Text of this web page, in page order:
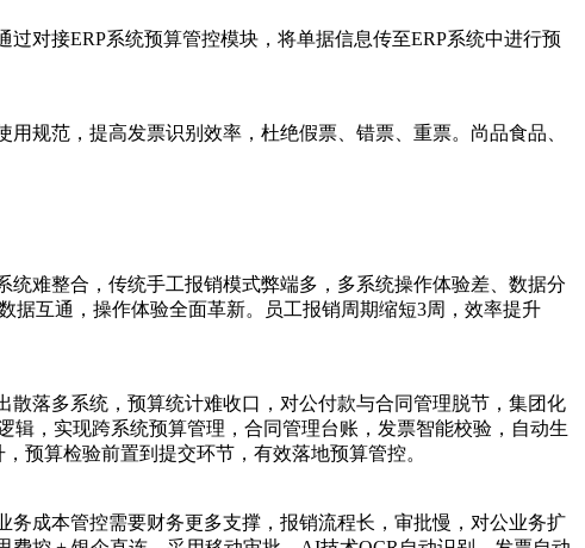
对接ERP系统预算管控模块，将单据信息传至ERP系统中进行预
规范，提高发票识别效率，杜绝假票、错票、重票。尚品食品、
难整合，传统手工报销模式弊端多，多系统操作体验差、数据分
据互通，操作体验全面革新。员工报销周期缩短3周，效率提升
落多系统，预算统计难收口，对公付款与合同管理脱节，集团化
，实现跨系统预算管理，合同管理台账，发票智能校验，自动生
预算检验前置到提交环节，有效落地预算管控。
成本管控需要财务更多支撑，报销流程长，审批慢，对公业务扩